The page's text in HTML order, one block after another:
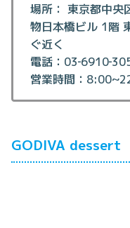
場所： 東京都中央
物日本橋ビル 1階
ぐ近く
電話：
営業時間：
GODIVA dessert